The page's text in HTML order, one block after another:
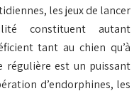
les jeux de lancer
constituent autant
tant au chien qu’à
régulière est un puissant
d’endorphines, les